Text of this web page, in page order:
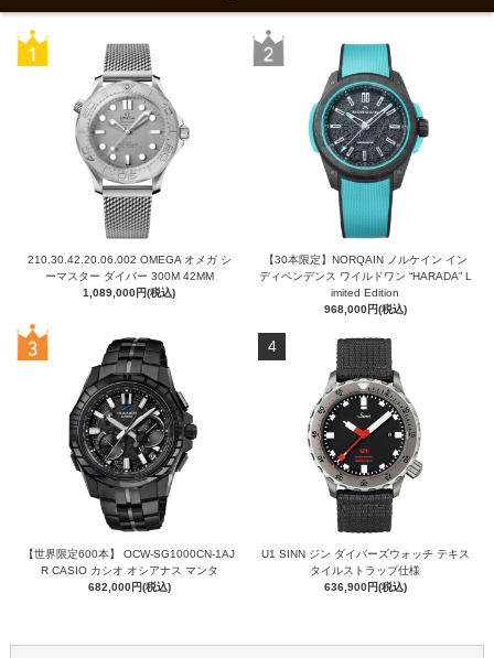
210.30.42.20.06.002 OMEGA オメガ シ
ーマスター ダイバー 300M 42MM
1,089,000円(税込)
【30本限定】NORQAIN ノルケイン イン
ディペンデンス ワイルドワン “HARADA” L
imited Edition
968,000円(税込)
【世界限定600本】 OCW-SG1000CN-1AJ
R CASIO カシオ オシアナス マンタ
682,000円(税込)
4
U1 SINN ジン ダイバーズウォッチ テキス
タイルストラップ仕様
636,900円(税込)